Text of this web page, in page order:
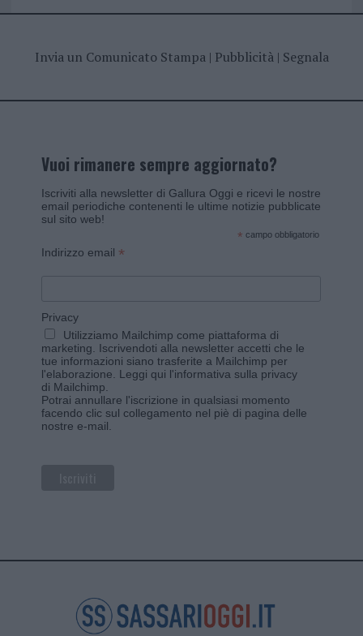
Invia un Comunicato Stampa| Pubblicità| Segnala
Vuoi rimanere sempre aggiornato?
Iscriviti alla newsletter di Gallura Oggi e ricevi le nostre
email periodiche contenenti le ultime notizie pubblicate
sul sito web!
* campo obbligatorio
Indirizzo email *
Privacy
Utilizziamo Mailchimp come piattaforma di
marketing. Iscrivendoti alla newsletter accetti che le
tue informazioni siano trasferite a Mailchimp per
l'elaborazione. Leggi qui l'informativa sulla privacy
di Mailchimp
Potrai annullare l'iscrizione in qualsiasi momento
facendo clic sul collegamento nel piè di pagina delle
nostre e-mail.